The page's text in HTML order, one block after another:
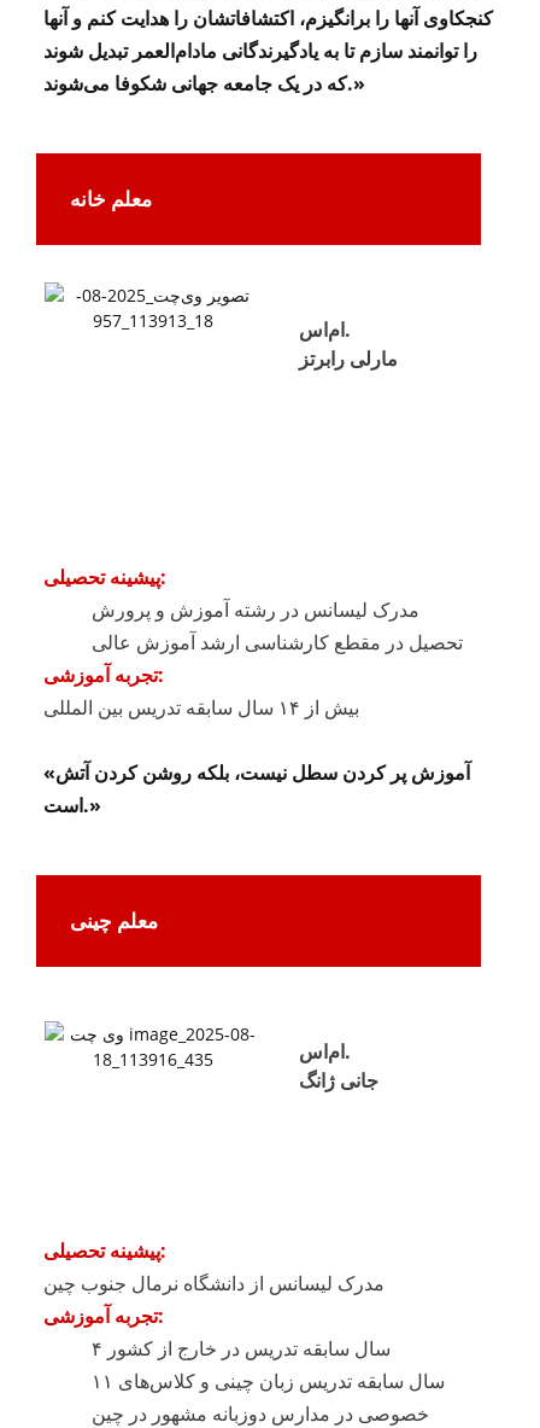
کنجکاوی آنها را برانگیزم، اکتشافاتشان را هدایت کنم و آنها
را توانمند سازم تا به یادگیرندگانی مادام‌العمر تبدیل شوند
که در یک جامعه جهانی شکوفا می‌شوند.»
معلم خانه
ام‌اس.
مارلی رابرتز
پیشینه تحصیلی:
مدرک لیسانس در رشته آموزش و پرورش
تحصیل در مقطع کارشناسی ارشد آموزش عالی
تجربه آموزشی:
بیش از ۱۴ سال سابقه تدریس بین المللی
«آموزش پر کردن سطل نیست، بلکه روشن کردن آتش
است.»
معلم چینی
ام‌اس.
جانی ژانگ
پیشینه تحصیلی:
مدرک لیسانس از دانشگاه نرمال جنوب چین
تجربه آموزشی:
۴ سال سابقه تدریس در خارج از کشور
۱۱ سال سابقه تدریس زبان چینی و کلاس‌های
خصوصی در مدارس دوزبانه مشهور در چین